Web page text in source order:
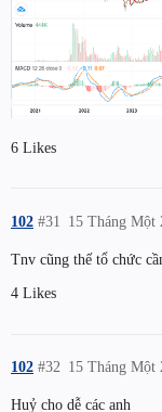
6 Likes
102 15 Tháng Một
#31
Tnv cũng thế tổ chức
4 Likes
102 15 Tháng Một
#32
Huỷ cho dễ các anh